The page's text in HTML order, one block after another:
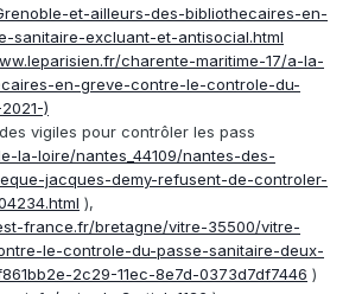
et-ailleurs-des-bibliothecaires-en-
sanitaire-excluant-et-antisocial.html
charente-maritime-17/a-la-
en-greve-contre-le-controle-du-
)
vigiles pour contrôler les pass
la-loire/nantes_44109/nantes-des-
jacques-demy-refusent-de-controler-
),
france.fr/bretagne/vitre-35500/vitre-
le-controle-du-passe-sanitaire-deux-
2c29-11ec-8e7d-0373d7df7446 )